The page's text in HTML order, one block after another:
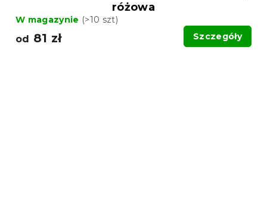
różowa
W magazynie (>10 szt)
od 81 zł Szczegóły